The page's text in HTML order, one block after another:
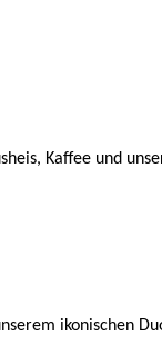
Kaffee und
ikonischen